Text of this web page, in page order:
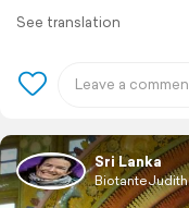
See translation
Sri Lanka
BiotanteJudith